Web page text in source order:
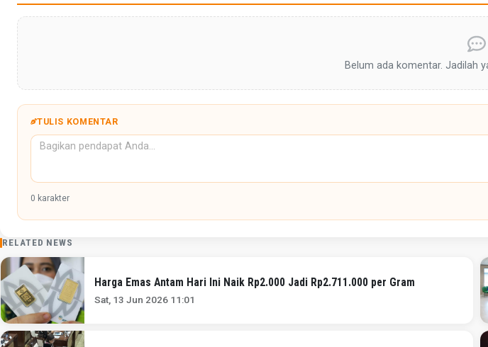
Belum ada komentar. Jadilah
TULIS KOMENTAR
0 karakter
RELATED NEWS
Harga Emas Antam Hari Ini Naik Rp2.000 Jadi Rp2.711.000 per Gram
Sat, 13 Jun 2026 11:01